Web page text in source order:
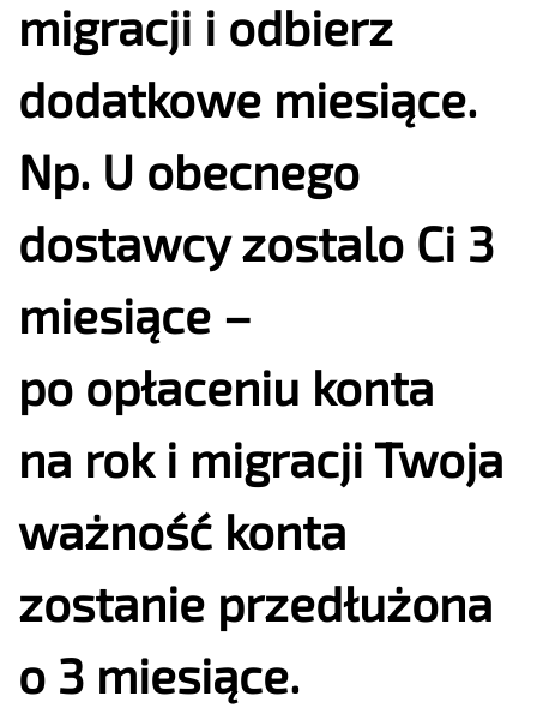
migracji i odbierz
dodatkowe miesiące.
Np. U obecnego
dostawcy zostalo Ci 3
miesiące –
po opłaceniu konta
na rok i migracji Twoja
ważność konta
zostanie przedłużona
o 3 miesiące.